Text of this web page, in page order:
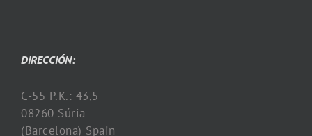
DIRECCIÓN:
C-55 P.K.: 43,5
08260 Súria
(Barcelona) Spain